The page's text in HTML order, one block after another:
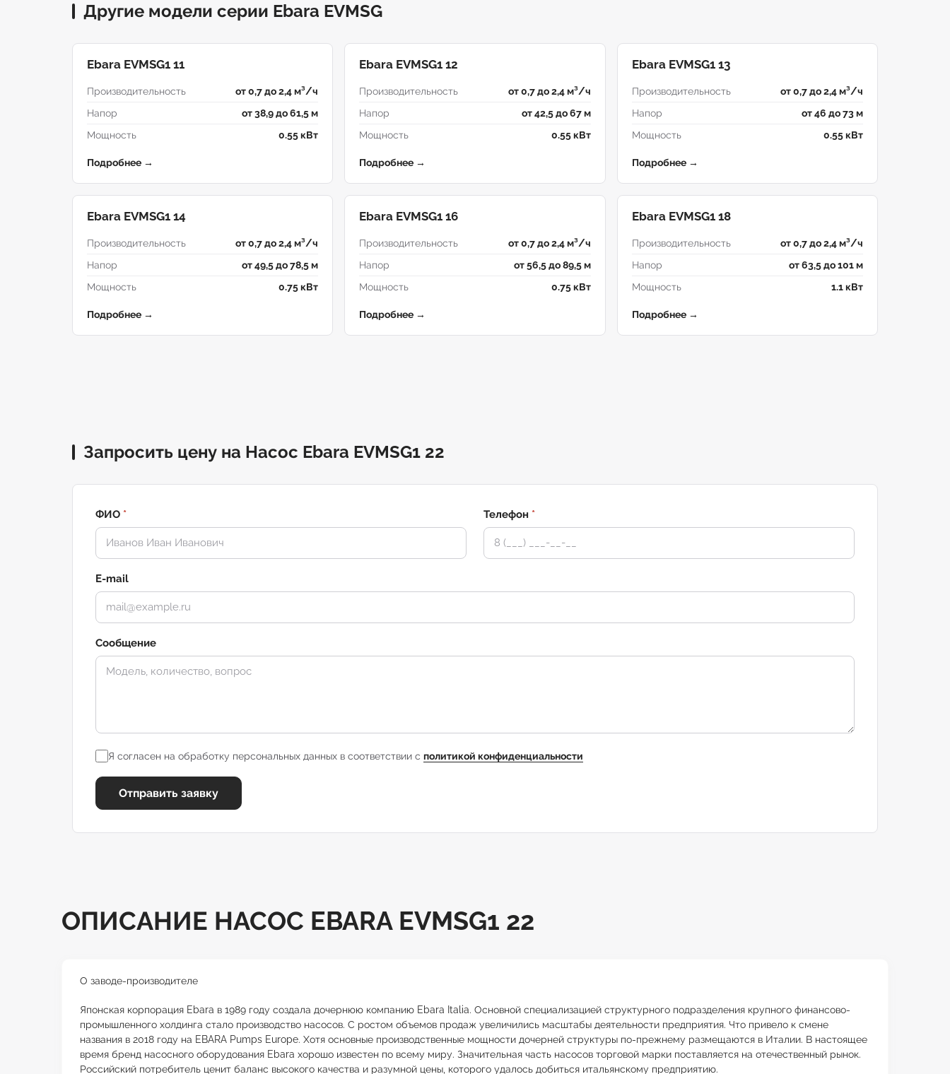
Другие модели серии Ebara EVMSG
Ebara EVMSG1 11
Производительность
от 0,7 до 2,4 м³/ч
Напор
от 38,9 до 61,5 м
Мощность
0.55 кВт
Подробнее →
Ebara EVMSG1 12
Производительность
от 0,7 до 2,4 м³/ч
Напор
от 42,5 до 67 м
Мощность
0.55 кВт
Подробнее →
Ebara EVMSG1 13
Производительность
от 0,7 до 2,4 м³/ч
Напор
от 46 до 73 м
Мощность
0.55 кВт
Подробнее →
Ebara EVMSG1 14
Производительность
от 0,7 до 2,4 м³/ч
Напор
от 49,5 до 78,5 м
Мощность
0.75 кВт
Подробнее →
Ebara EVMSG1 16
Производительность
от 0,7 до 2,4 м³/ч
Напор
от 56,5 до 89,5 м
Мощность
0.75 кВт
Подробнее →
Ebara EVMSG1 18
Производительность
от 0,7 до 2,4 м³/ч
Напор
от 63,5 до 101 м
Мощность
1.1 кВт
Подробнее →
Запросить цену на Насос Ebara EVMSG1 22
ФИО * Телефон *
E-mail
Сообщение
Я согласен на обработку персональных данных в соответствии с политикой конфиденциальности
Отправить заявку
ОПИСАНИЕ НАСОС EBARA EVMSG1 22
О заводе-производителе
Японская корпорация Ebara в 1989 году создала дочернюю компанию Ebara Italia. Основной специализацией структурного подразделения крупного финансово-
промышленного холдинга стало производство насосов. С ростом объемов продаж увеличились масштабы деятельности предприятия. Что привело к смене
названия в 2018 году на EBARA Pumps Europe. Хотя основные производственные мощности дочерней структуры по-прежнему размещаются в Италии. В настоящее
время бренд насосного оборудования Ebara хорошо известен по всему миру. Значительная часть насосов торговой марки поставляется на отечественный рынок.
Российский потребитель ценит баланс высокого качества и разумной цены, которого удалось добиться итальянскому предприятию.